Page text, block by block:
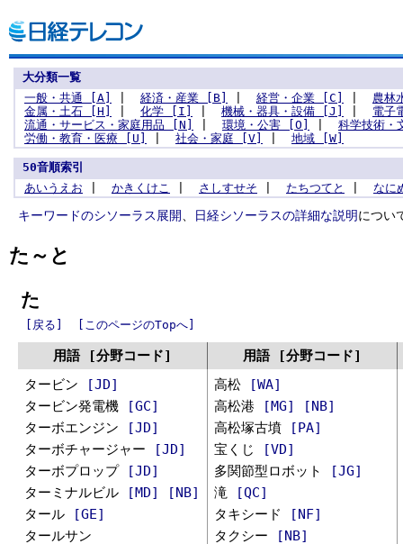
大分類一覧
一般・共通 [A]
経済・産業 [B] 経営・企業 [C]
農林
金属・土石 [H]
化学 [I] 機械・器具・設備 [J]
電子
流通・サービス・家庭用品 [N]
環境・公害 [O]
科学技術
労働・教育・医療 [U]
社会・家庭 [V] 地域 [W]
50音順索引
あいう え お かき く けこ さ しすせそ たちつて と なに
キーワードのシソーラス展開 日経シソーラスの詳細な説明につい
た～と
た
[戻る] [このページのTopへ]
用語 [分野コード]
用語 [分野コード]
タービン
[JD]
タービン発電機
[GC]
ターボエンジン
[JD]
ターボチャージャー
[JD]
ターボプロップ
[JD]
ターミナルビル
[MD]
[NB]
タール
[GE]
タールサン
高松
[WA]
高松港
[MG]
[NB]
高松塚古墳
[PA]
宝くじ
[VD]
多関節型ロボット
[JG]
滝
[QC]
タキシード
[NF]
タクシー
[NB]